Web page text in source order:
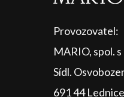
Provozovatel:
MARIO, spol. s
Sídl.
691 44 Lednice